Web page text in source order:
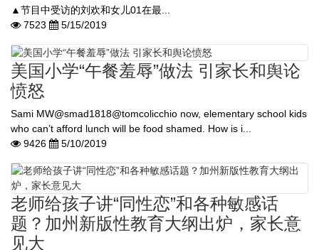
▲节目中受访的刘欢和女儿01在最...
7523
5/15/2019
美国小学“午餐羞辱”做法 引家长和舆论
愤怒
Sami MW@smad1818@tomcolicchio now, elementary school kids
who can’t afford lunch will be food shamed. How is i...
9426
5/10/2019
老师给孩子讲“同性恋”和各种敏感话
题？加州新版性教育大纲出炉，家长意
见大